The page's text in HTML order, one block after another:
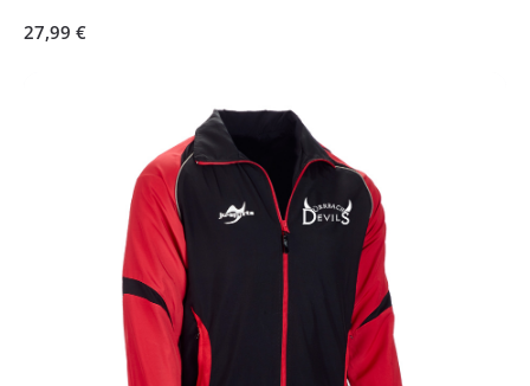
Regulärer Preis:
27,99 €